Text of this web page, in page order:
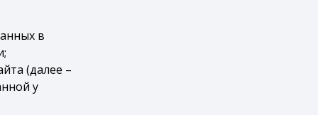
в
(далее –
у